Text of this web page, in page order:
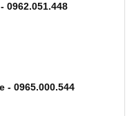
0962.051.448
- 0965.000.544